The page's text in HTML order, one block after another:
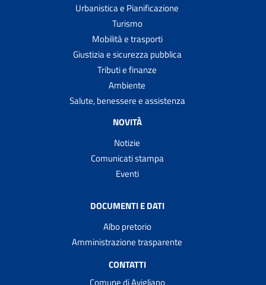
Urbanistica e Pianificazione
Turismo
Mobilità e trasporti
Giustizia e sicurezza pubblica
Tributi e finanze
Ambiente
Salute, benessere e assistenza
NOVITÀ
Notizie
Comunicati stampa
Eventi
DOCUMENTI E DATI
Albo pretorio
Amministrazione trasparente
CONTATTI